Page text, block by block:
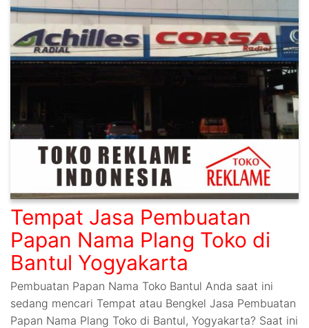
Tempat Jasa Pembuatan
Papan Nama Plang Toko di
Bantul Yogyakarta
Pembuatan Papan Nama Toko Bantul Anda saat ini
sedang mencari Tempat atau Bengkel Jasa Pembuatan
Papan Nama Plang Toko di Bantul, Yogyakarta? Saat ini